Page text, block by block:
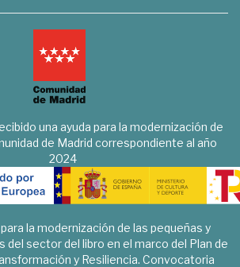
una ayuda para la modernización de
de Madrid correspondiente al año
2024
la modernización de las pequeñas y
del sector del libro en el marco del Plan de
y Resiliencia. Convocatoria